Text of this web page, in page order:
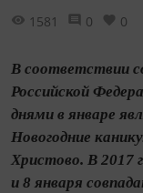
1581 0 0
В соответствии
Российской
днями в январе
Новогодние
Христово. В 2017
и 8 января